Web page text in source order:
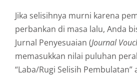
Jika selisihnya murni karena
perbankan di masa lalu, Anda
Jurnal Penyesuaian (Journal
memasukkan nilai puluhan
“Laba/Rugi Selisih